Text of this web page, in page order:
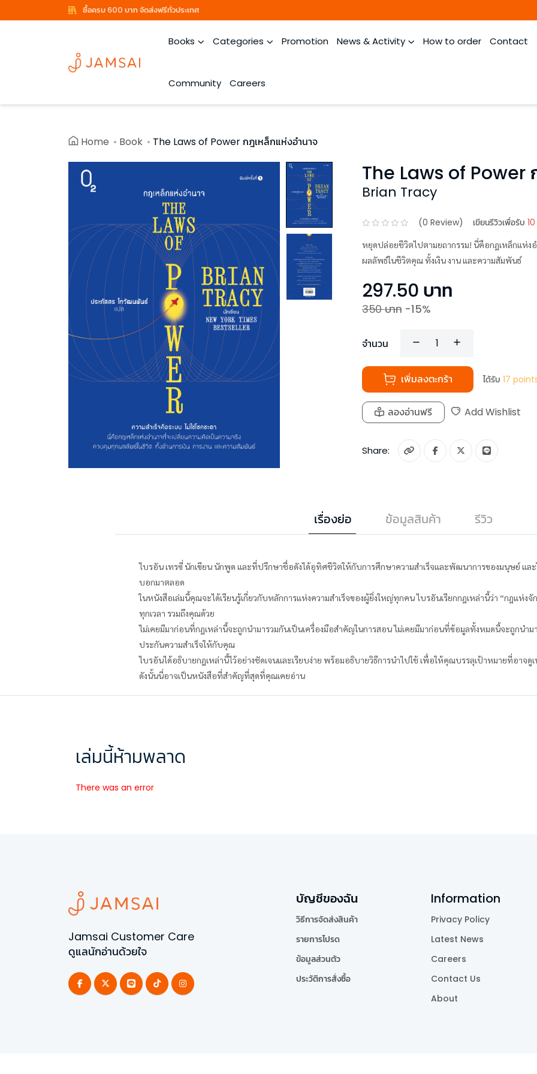
ซื้อครบ 600 บาท จัดส่งฟรีทั่วประเทศ
Books Categories Promotion News & Activity How to order Contact
Community Careers
Home Book The Laws of Power กฎเหล็กแห่งอำนาจ
The Laws of Power
Brian Tracy
(0 Review) เขียนรีวิวเพื่อรับ
หยุดปล่อยชีวิตไปตามยถากรรม! นี่คือกฎเหล็กแห่ง
ผลลัพธ์ในชีวิตคุณ ทั้งเงิน งาน และความสัมพันธ์
297.50 บาท
350บาท -15%
จำนวน
เพิ่มลงตะกร้า ได้รับ 17
ลองอ่านฟรี Add Wishlist
Share:
เรื่องย่อ ข้อมูลสินค้า รีวิว
ไบรอัน เทรซี่ นักเขียน นักพูด และที่ปรึกษาชื่อดังได้อุทิศชีวิตให้กับการศึกษาความสำเร็จและพัฒนาการของมนุษย์ และ
บอกมาตลอด
ในหนังสือเล่มนี้คุณจะได้เรียนรู้เกี่ยวกับหลักการแห่งความสำเร็จของผู้ยิ่งใหญ่ทุกคน ไบรอันเรียกกฎเหล่านี้ว่า “กฎแห่ง
ทุกเวลา รวมถึงคุณด้วย
ไม่เคยมีมาก่อนที่กฎเหล่านี้จะถูกนำมารวมกันเป็นเครื่องมือสำคัญในการสอน ไม่เคยมีมาก่อนที่ข้อมูลทั้งหมดนี้จะถูกนำ
ประกันความสำเร็จให้กับคุณ
ไบรอันได้อธิบายกฎเหล่านี้ไว้อย่างชัดเจนและเรียบง่าย พร้อมอธิบายวิธีการนำไปใช้ เพื่อให้คุณบรรลุเป้าหมายที่อาจดู
ดังนั้นนี่อาจเป็นหนังสือที่สำคัญที่สุดที่คุณเคยอ่าน
เล่มนี้ห้ามพลาด
There was an error
Jamsai Customer Care
ดูแลนักอ่านด้วยใจ
บัญชีของฉัน
วิธีการจัดส่งสินค้า
รายการโปรด
ข้อมูลส่วนตัว
ประวัติการสั่งซื้อ
Information
Privacy Policy
Latest News
Careers
Contact Us
About